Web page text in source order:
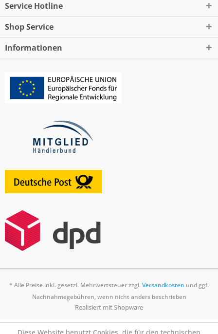
Service Hotline
Shop Service
Informationen
* Alle Preise inkl. gesetzl. Mehrwertsteuer zzgl.Versandkosten und ggf.
Nachnahmegebühren, wenn nicht anders beschrieben
Realisiert mit Shopware